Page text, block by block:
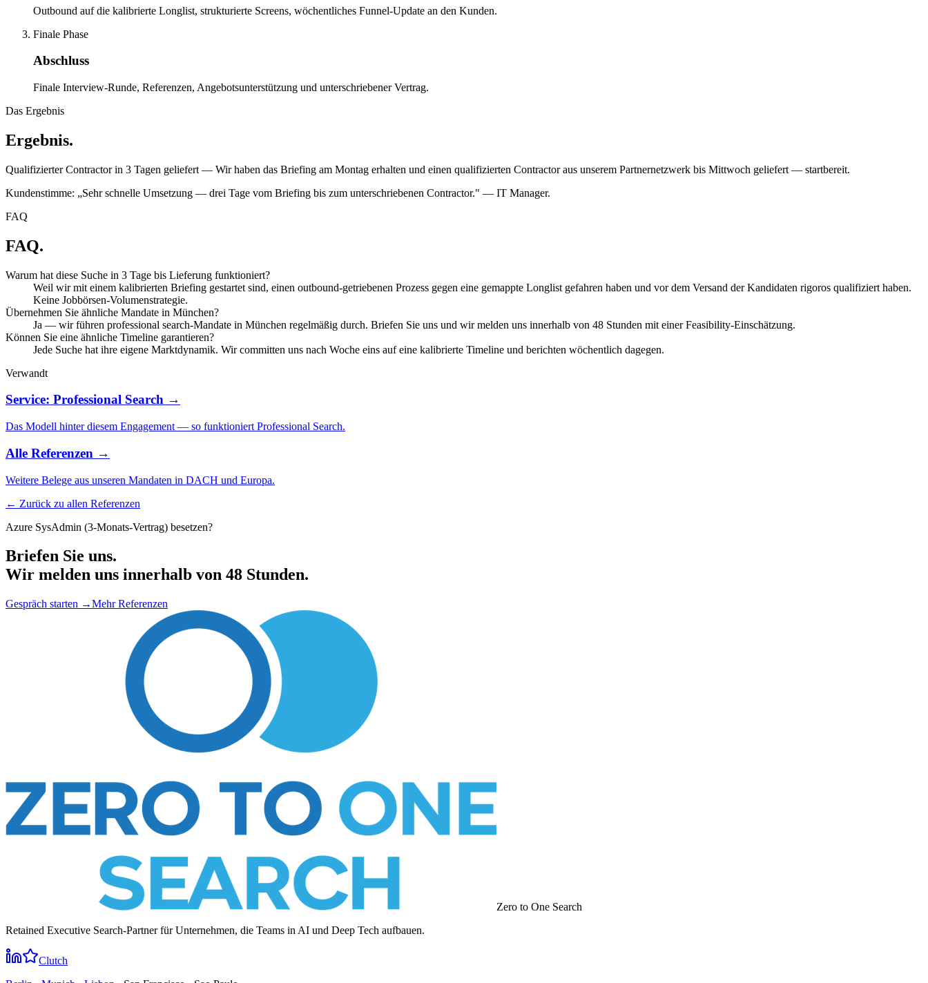
Outbound auf die kalibrierte Longlist, strukturierte Screens, wöchentliches Funnel-Update an den Kunden.
Finale Phase
Abschluss
Finale Interview-Runde, Referenzen, Angebotsunterstützung und unterschriebener Vertrag.
Das Ergebnis
Ergebnis.
Qualifizierter Contractor in 3 Tagen geliefert — Wir haben das Briefing am Montag erhalten und einen qualifizierten Contractor aus unserem Partnernetzwerk bis Mittwoch geliefert — startbereit.
Kundenstimme: „Sehr schnelle Umsetzung — drei Tage vom Briefing bis zum unterschriebenen Contractor." — IT Manager.
FAQ
FAQ.
Warum hat diese Suche in 3 Tage bis Lieferung funktioniert?
Weil wir mit einem kalibrierten Briefing gestartet sind, einen outbound-getriebenen Prozess gegen eine gemappte Longlist gefahren haben und vor dem Versand der Kandidaten rigoros qualifiziert haben.
Keine Jobbörsen-Volumenstrategie.
Übernehmen Sie ähnliche Mandate in München?
Ja — wir führen professional search-Mandate in München regelmäßig durch. Briefen Sie uns und wir melden uns innerhalb von 48 Stunden mit einer Feasibility-Einschätzung.
Können Sie eine ähnliche Timeline garantieren?
Jede Suche hat ihre eigene Marktdynamik. Wir committen uns nach Woche eins auf eine kalibrierte Timeline und berichten wöchentlich dagegen.
Verwandt
Service: Professional Search →
Das Modell hinter diesem Engagement — so funktioniert Professional Search.
Alle Referenzen →
Weitere Belege aus unseren Mandaten in DACH und Europa.
← Zurück zu allen Referenzen
Azure SysAdmin (3-Monats-Vertrag) besetzen?
Briefen Sie uns.
Wir melden uns innerhalb von 48 Stunden.
Gespräch starten →Mehr Referenzen
Zero to One Search
Retained Executive Search-Partner für Unternehmen, die Teams in AI und Deep Tech aufbauen.
Clutch